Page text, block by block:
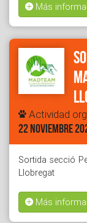
Más
Actividad
22 NOVIEMBRE
Sortida secció
Llobregat
Más